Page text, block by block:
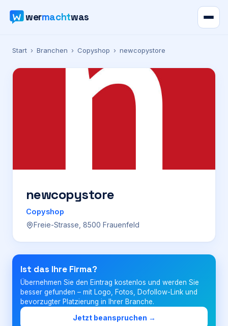
wermachtwas
Verzeichnis
Karte
Preise
Für Firmen
Login
Firma eintragen
Start › Branchen › Copyshop › newcopystore
newcopystore
Copyshop
Freie-Strasse, 8500 Frauenfeld
Ist das Ihre Firma?
Übernehmen Sie den Eintrag kostenlos und werden Sie
besser gefunden – mit Logo, Fotos, Dofollow-Link und
bevorzugter Platzierung in Ihrer Branche.
Jetzt beanspruchen →